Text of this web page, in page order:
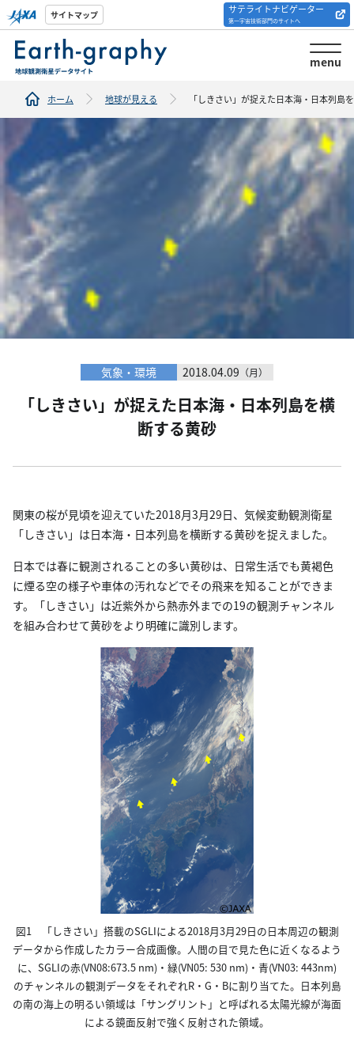
サイトマップ サテライトナビゲーター
第一宇宙技術部門のサイトへ
menu
解析ツール/サイトの
紹介
ホーム 地球が見える 「しきさい」が捉えた日本海・日本列島
気象・環境 2018.04.09 （月）
「しきさい」が捉えた日本海・日本列島を横
断する黄砂
関東の桜が見頃を迎えていた2018月3月29日、気候変動観測衛星
「しきさい」は日本海・日本列島を横断する黄砂を捉えました。
日本では春に観測されることの多い黄砂は、日常生活でも黄褐色
に煙る空の様子や車体の汚れなどでその飛来を知ることができま
す。「しきさい」は近紫外から熱赤外までの19の観測チャンネル
を組み合わせて黄砂をより明確に識別します。
図1 「しきさい」搭載のSGLIによる2018月3月29日の日本周辺の観測
データから作成したカラー合成画像。人間の目で見た色に近くなるよう
に、SGLIの赤(VN08:673.5 nm)・緑(VN05: 530 nm)・青(VN03: 443nm)
のチャンネルの観測データをそれぞれR・G・Bに割り当てた。日本列島
の南の海上の明るい領域は「サングリント」と呼ばれる太陽光線が海面
による鏡面反射で強く反射された領域。